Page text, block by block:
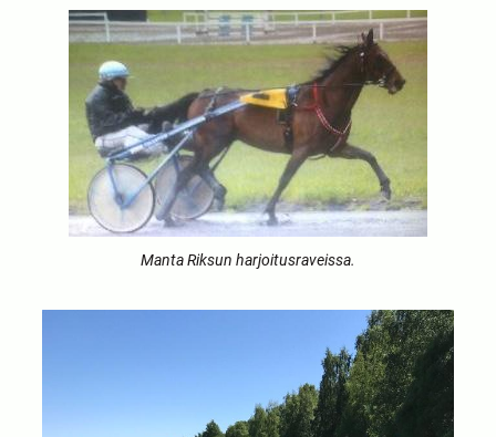
Manta Riksun harjoitusraveissa.